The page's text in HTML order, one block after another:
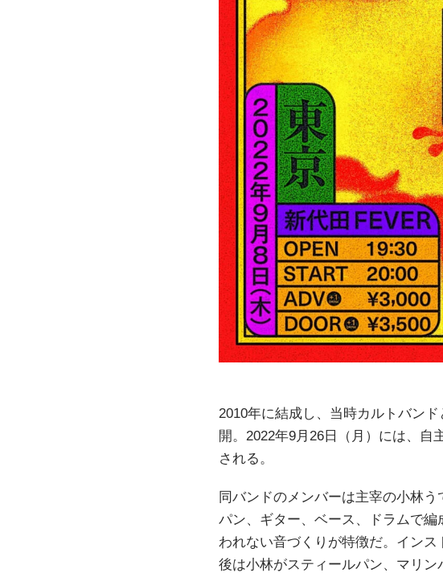
2010年に結成し、当時カルトバン
開。2022年9月26日（月）には、自
される。
同バンドのメンバーは主宰の小林
パン、ギター、ベース、ドラムで
われない音づくりが特徴だ。イン
後は小林がスティールパン、マリン